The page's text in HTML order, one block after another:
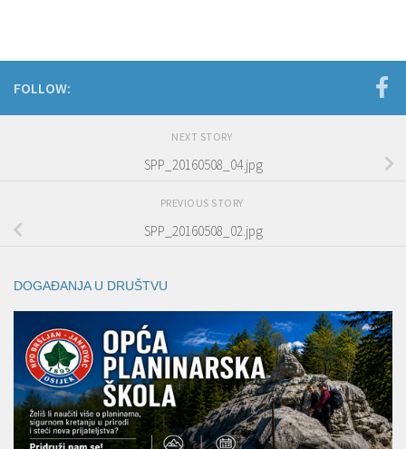
FOLLOW:
NEXT STORY
SPP_20160508_04.jpg
PREVIOUS STORY
SPP_20160508_02.jpg
DOGAĐANJA U DRUŠTVU